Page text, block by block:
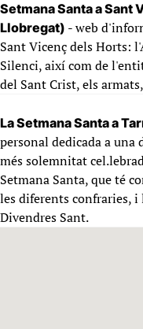
Setmana Santa a Sant
Llobregat) - web
Sant Vicenç dels Horts:
Silenci, així com de
del Sant Crist, els
La Setmana Santa a
personal dedicada a una
més solemnitat
Setmana Santa, que té
les diferents confraries, i
Divendres Sant.